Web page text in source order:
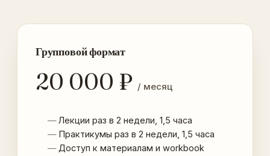
Групповой формат
20 000 ₽ / месяц
Лекции раз в 2 недели, 1,5 часа
Практикумы раз в 2 недели, 1,5 часа
Доступ к материалам и workbook